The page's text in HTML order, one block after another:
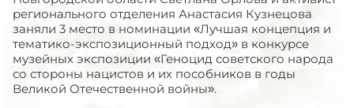
регионального отделения Анастасия Кузнецова
заняли 3 место в номинации «Лучшая концепция и
тематико-экспозиционный подход» в конкурсе
музейных экспозиции «Геноцид советского народа
со стороны нацистов и их пособников в годы
Великой Отечественной войны».